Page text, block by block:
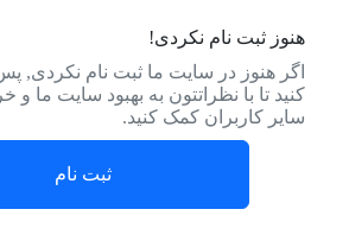
هنوز ثبت نام نکردی!
اگر هنوز در سایت ما ثبت نام نکردی, پس
کنید تا با نظراتتون به بهبود سایت ما و
سایر کاربران کمک کنید.
ثبت نام